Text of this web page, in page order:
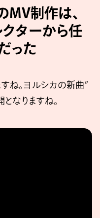
MV制作は、
クターから任
った
ね。ヨルシカの新曲”
なりますね。